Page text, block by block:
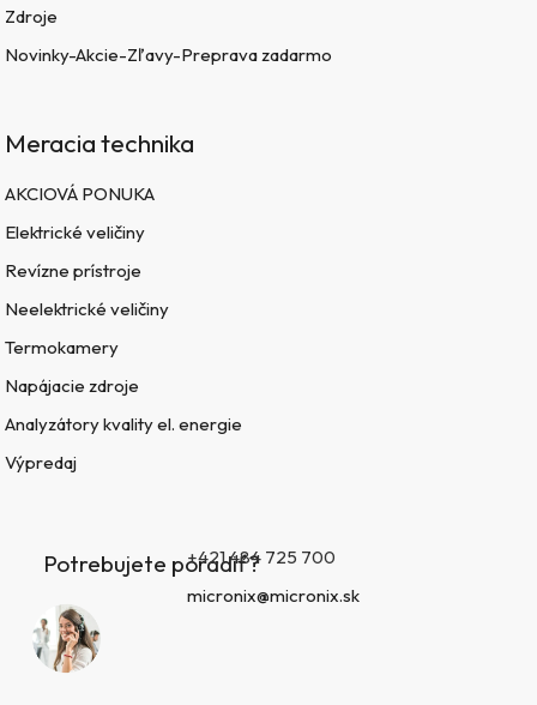
Zdroje
Novinky-Akcie-Zľavy-Preprava zadarmo
Meracia technika
AKCIOVÁ PONUKA
Elektrické veličiny
Revízne prístroje
Neelektrické veličiny
Termokamery
Napájacie zdroje
Analyzátory kvality el. energie
Výpredaj
Potrebujete poradiť?+421 484 725 700
micronix@micronix.sk